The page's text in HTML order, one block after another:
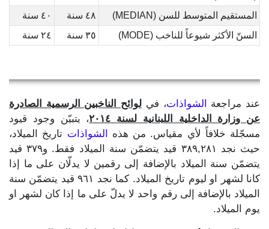
المستقيم المتوسط للسن (MEDIAN)
٤٨ سنة
٤٠ سنة
السنّ الأكثر شيوعاً للناخب (MODE)
٣٥ سنة ٢٤ سنة
عند مراجعة الشواذات، في لوائح الناخبين الرسمية الصادرة
عن وزارة الداخلية اللبنانية لسنة ٢٠١٤
، يتبيّن وجود قيود
مسجّلة خلافاً لأي مقياس. من هذه
الشواذات تاريخ الميلاد،
حيث نجد ٣٨٩,٢٨١ قيد يتضمّن سنة الميلاد فقط. و٣٧٩ قيد
يتضمّن سنة الميلاد بالإضافة إلى رقمين لا يدلّان على ما إذا
كانا لشهر او ليوم تاريخ الميلاد. كما نجد ٩٦١ قيد يتضمّن سنة
الميلاد بالإضافة إلى رقم واحد لا يدلّ على ما إذا كان لشهر او
يوم الميلاد.